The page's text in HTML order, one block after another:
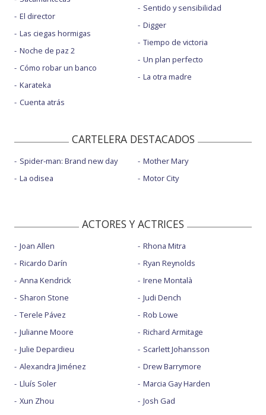
El director
Las ciegas hormigas
Noche de paz 2
Cómo robar un banco
Karateka
Cuenta atrás
Sentido y sensibilidad
Digger
Tiempo de victoria
Un plan perfecto
La otra madre
CARTELERA DESTACADOS
Spider-man: Brand new day
La odisea
Mother Mary
Motor City
ACTORES Y ACTRICES
Joan Allen
Ricardo Darín
Anna Kendrick
Sharon Stone
Terele Pávez
Julianne Moore
Julie Depardieu
Alexandra Jiménez
Lluís Soler
Xun Zhou
Rhona Mitra
Ryan Reynolds
Irene Montalà
Judi Dench
Rob Lowe
Richard Armitage
Scarlett Johansson
Drew Barrymore
Marcia Gay Harden
Josh Gad